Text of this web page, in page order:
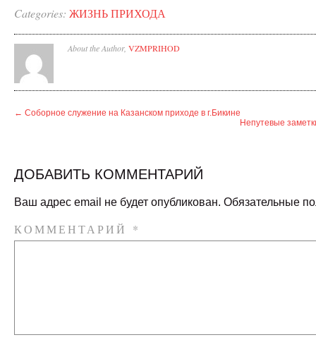
Categories: ЖИЗНЬ ПРИХОДА
About the Author, VZMPRIHOD
← Соборное служение на Казанском приходе в г.Бикине
Непутевые
ДОБАВИТЬ КОММЕНТАРИЙ
Ваш адрес email не будет опубликован. Обязательные
КОММЕНТАРИЙ *